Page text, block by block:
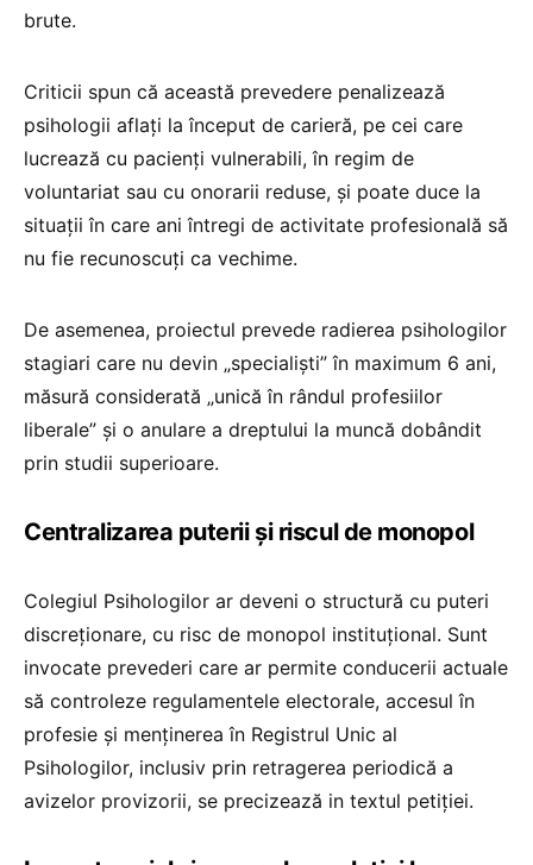
brute.
Criticii spun că această prevedere penalizează
psihologii aflați la început de carieră, pe cei care
lucrează cu pacienți vulnerabili, în regim de
voluntariat sau cu onorarii reduse, și poate duce la
situații în care ani întregi de activitate profesională să
nu fie recunoscuți ca vechime.
De asemenea, proiectul prevede radierea psihologilor
stagiari care nu devin „specialiști” în maximum 6 ani,
măsură considerată „unică în rândul profesiilor
liberale” și o anulare a dreptului la muncă dobândit
prin studii superioare.
Centralizarea puterii și riscul de monopol
Colegiul Psihologilor ar deveni o structură cu puteri
discreționare, cu risc de monopol instituțional. Sunt
invocate prevederi care ar permite conducerii actuale
să controleze regulamentele electorale, accesul în
profesie și menținerea în Registrul Unic al
Psihologilor, inclusiv prin retragerea periodică a
avizelor provizorii, se precizează in textul petiției.